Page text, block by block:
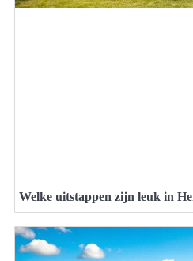
Welke uitstappen zijn leuk in